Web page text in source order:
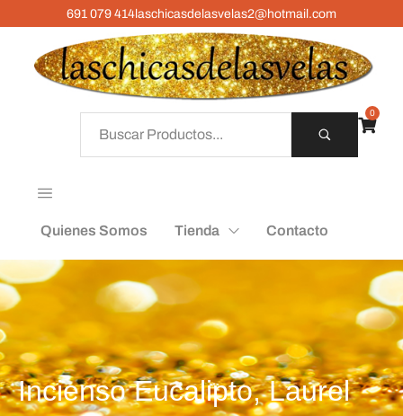
691 079 414laschicasdelasvelas2@hotmail.com
Quienes Somos Tienda Contacto
0
Incienso Eucalipto, Laurel